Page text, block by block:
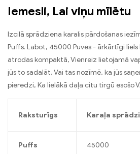
Iemesli, Lai viņu mīlētu
Izcilā sprādziena karalis pārdošanas
Puffs. Labot, 45000 Puves - ārkārtīgi
atrodas kompaktā, Vienreiz lietojamā
jūs to sadalāt, Vai tas nozīmē, ka jūs
pieredzi, Ka lielākā daļa citu tirgū esošo
Raksturīgs Karaļa
Puffs 45000